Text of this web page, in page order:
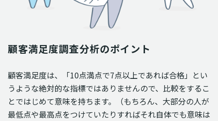
顧客満足度調査分析のポイント
顧客満足度は、「10点満点で7点以上であれば合格」とい
うような絶対的な指標ではありませんので、比較をするこ
とではじめて意味を持ちます。（もちろん、大部分の人が
最低点や最高点をつけていたりすればそれ自体でも意味は